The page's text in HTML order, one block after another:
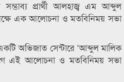
প্রার্থী আলহাজ্ব এম আব্দুল
এক আলোচনা ও মতবিনিময় সভা
অভিজাত সেন্টারে ‘আব্দুল মালিক
এই আলোচনা ও মতবিনিময় সভা